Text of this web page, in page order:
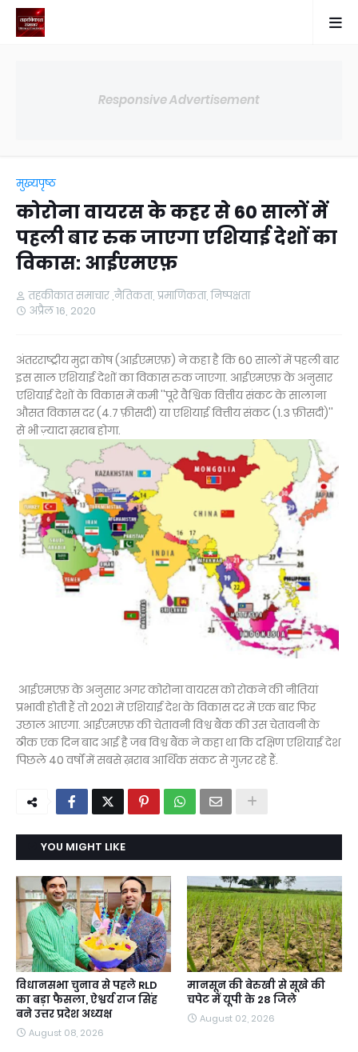
Responsive Advertisement
मुख्यपृष्ठ
कोरोना वायरस के कहर से 60 सालों में
पहली बार रुक जाएगा एशियाई देशों का
विकास: आईएमएफ़
तहकीकात समाचार ,नैतिकता, प्रमाणिकता, निष्पक्षता
अप्रैल 16, 2020
अंतरराष्ट्रीय मुद्रा कोष (आईएमएफ़) ने कहा है कि 60 सालों में पहली बार
इस साल एशियाई देशों का विकास रुक जाएगा. आईएमएफ़ के अनुसार
एशियाई देशों के विकास में कमी ''पूरे वैश्विक वित्तीय संकट के सालाना
औसत विकास दर (4.7 फ़ीसदी) या एशियाई वित्तीय संकट (1.3 फ़ीसदी)''
से भी ज़्यादा ख़राब होगा.
आईएमएफ़ के अनुसार अगर कोरोना वायरस को रोकने की नीतियां
प्रभावी होती हैं तो 2021 में एशियाई देश के विकास दर में एक बार फिर
उछाल आएगा. आईएमएफ़ की चेतावनी विश्व बैंक की उस चेतावनी के
ठीक एक दिन बाद आई है जब विश्व बैंक ने कहा था कि दक्षिण एशियाई देश
पिछले 40 वर्षों में सबसे ख़राब आर्थिक संकट से गुज़र रहे हैं.
YOU MIGHT LIKE
विधानसभा चुनाव से पहले RLD
का बड़ा फैसला, ऐश्वर्य राज सिंह
बने उत्तर प्रदेश अध्यक्ष
August 08, 2026
मानसून की बेरुखी से सूखे की
चपेट में यूपी के 28 जिले
August 02, 2026